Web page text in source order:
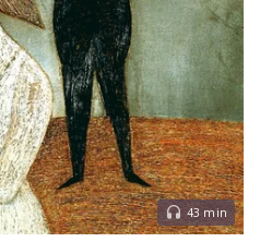
43 min